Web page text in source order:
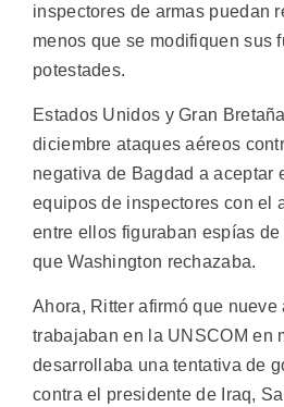
inspectores de armas puedan
menos que se modifiquen sus
potestades.
Estados Unidos y Gran
diciembre ataques aéreos
negativa de Bagdad a aceptar
equipos de inspectores con el
entre ellos figuraban espías
que Washington rechazaba.
Ahora, Ritter afirmó que nueve
trabajaban en la UNSCOM en
desarrollaba una tentativa de
contra el presidente de Iraq,